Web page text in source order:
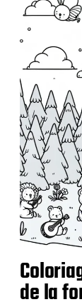
a
i
o
n
de la